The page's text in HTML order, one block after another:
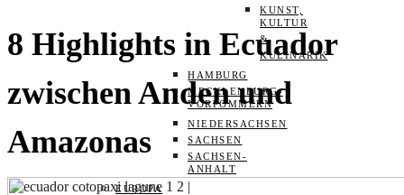
KUNST,
KULTUR
&
KULINARIK
HAMBURG
MECKLENBURG-
VORPOMMERN
NIEDERSACHSEN
SACHSEN
SACHSEN-
ANHALT
EUROPA
8 Highlights in Ecuador
zwischen Anden und
Amazonas